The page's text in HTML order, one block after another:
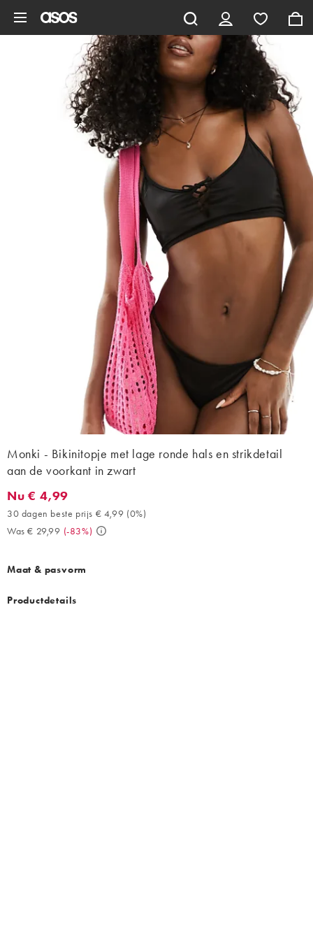
Monki - Bikinitopje met lage ronde hals en strikdetail
aan de voorkant in zwart
Nu € 4,99. 30 dagen beste prijs € 4,99 (0%). Was € 29,99. (-
Nu € 4,99
30 dagen beste prijs € 4,99 (0%)
Was € 29,99 (-83%)
Maat & pasvorm
Productdetails